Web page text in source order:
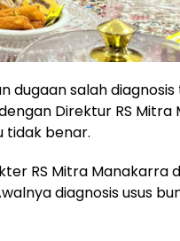
dugaan salah
Direktur RS Mitra
tidak benar.
RS Mitra Manakarra
diagnosis usus